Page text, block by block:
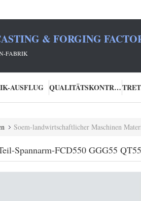
& FORGING
FABRIK
AUSFLUG QUALITÄTSKONTROLLE
Soem-landwirtschaftlicher Maschinen
Spannarm-FCD550 GGG55